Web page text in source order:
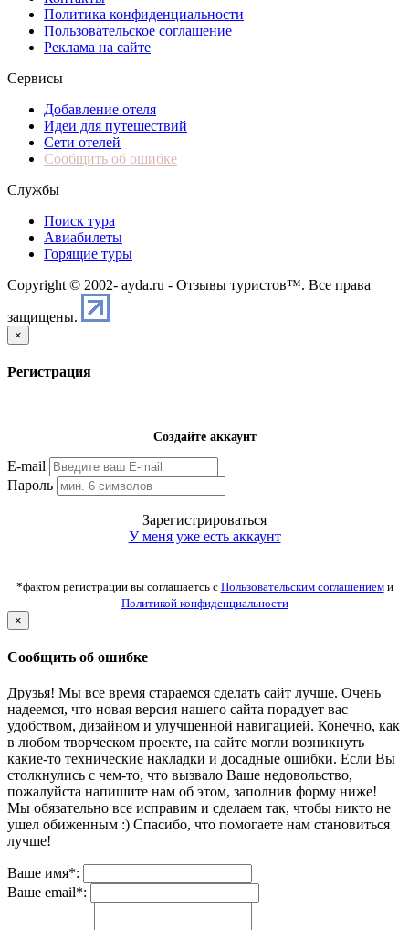
Политика конфиденциальности
Пользовательское соглашение
Реклама на сайте
Сервисы
Добавление отеля
Идеи для путешествий
Сети отелей
Сообщить об ошибке
Службы
Поиск тура
Авиабилеты
Горящие туры
Copyright © 2002- ayda.ru - Отзывы туристов™. Все права
защищены.
×
Регистрация
Создайте аккаунт
E-mail
Пароль
Зарегистрироваться
У меня уже есть аккаунт
*фактом регистрации вы соглашаетсь с Пользовательским соглашениеми
Политикой конфиденциальности
×
Сообщить об ошибке
Друзья! Мы все время стараемся сделать сайт лучше. Очень
надеемся, что новая версия нашего сайта порадует вас
удобством, дизайном и улучшенной навигацией. Конечно, как
в любом творческом проекте, на сайте могли возникнуть
какие-то технические накладки и досадные ошибки. Если Вы
столкнулись с чем-то, что вызвало Ваше недовольство,
пожалуйста напишите нам об этом, заполнив форму ниже!
Мы обязательно все исправим и сделаем так, чтобы никто не
ушел обиженным :) Спасибо, что помогаете нам становиться
лучше!
Ваше имя*:
Ваше email*: